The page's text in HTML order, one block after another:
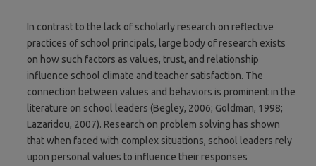
In contrast to the lack of scholarly research on reflective
practices of school principals, large body of research exists
on how such factors as values, trust, and relationship
influence school climate and teacher satisfaction. The
connection between values and behaviors is prominent in the
literature on school leaders (Begley, 2006; Goldman, 1998;
Lazaridou, 2007). Research on problem solving has shown
that when faced with complex situations, school leaders rely
upon personal values to influence their responses